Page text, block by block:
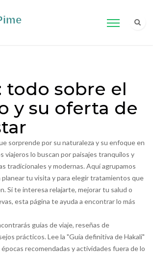
todo sobre el
y su oferta de
sorprende por su naturaleza y su enfoque en
viajeros lo buscan por paisajes tranquilos y
tradicionales y modernas. Aquí agrupamos
tu visita y para elegir tratamientos que
Si te interesa relajarte, mejorar tu salud o
esta página te ayuda a encontrar lo más
guías de viaje, reseñas de
prácticos. Lee la "Guía definitiva de Hakali"
recomendadas y actividades fuera de lo